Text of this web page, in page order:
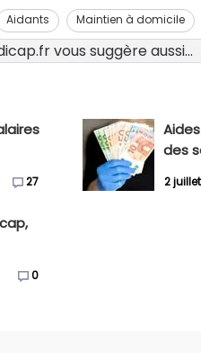
Aidants Maintien à domicile
vous suggère aussi...
27
des
2
0